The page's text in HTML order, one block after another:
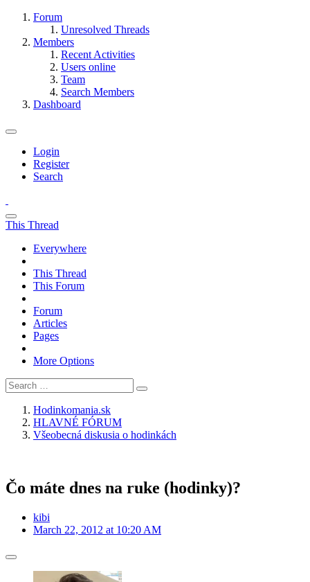
Forum
Unresolved Threads
Members
Recent Activities
Users online
Team
Search Members
Dashboard
Login
Register
Search
This Thread
Everywhere
This Thread
This Forum
Forum
Articles
Pages
More Options
Hodinkomania.sk
HLAVNÉ FÓRUM
Všeobecná diskusia o hodinkách
Čo máte dnes na ruke (hodinky)?
kibi
March 22, 2012 at 10:20 AM